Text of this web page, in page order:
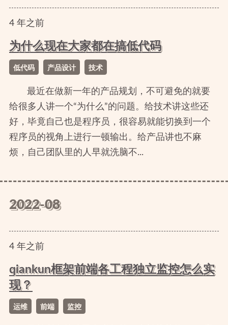
4年之前
为什么现在大家都在搞低代码
低代码 产品设计 技术
最近在做新一年的产品规划，不可避免的就要
给很多人讲一个“为什么”的问题。给技术讲这些还
好，毕竟自己也是程序员，很容易就能切换到一个
程序员的视角上进行一顿输出。给产品讲也不麻
烦，自己团队里的人早就洗脑不...
2022-08
4年之前
qiankun框架前端各工程独立监控怎么实
现？
运维 前端 监控